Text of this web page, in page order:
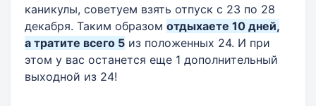
каникулы, советуем взять отпуск с 23 по 28
декабря. Таким образом отдыхаете 10 дней,
а тратите всего 5 из положенных 24. И при
этом у вас останется еще 1 дополнительный
выходной из 24!